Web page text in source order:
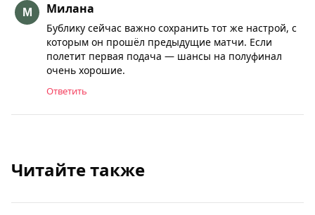
Милана
Бублику сейчас важно сохранить тот же настрой, с
которым он прошёл предыдущие матчи. Если
полетит первая подача — шансы на полуфинал
очень хорошие.
Ответить
Читайте также